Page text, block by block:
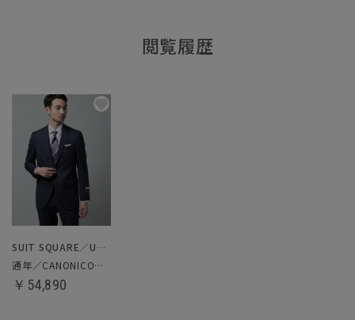
閲覧履歴
SUIT SQUARE／UNIVERSAL LANGUAGE
通年／CANONICO／スーツ
￥54,890